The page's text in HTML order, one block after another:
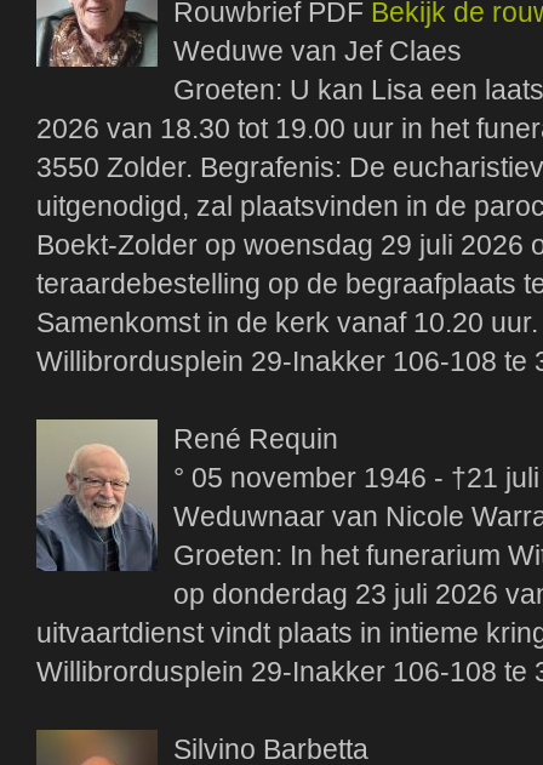
Rouwbrief PDF Bekijk de
Weduwe van Jef Claes
Groeten: U kan Lisa een
2026 van 18.30 tot 19.00 uur in het
3550 Zolder. Begrafenis: De
uitgenodigd, zal plaatsvinden in de
Boekt-Zolder op woensdag 29 juli 2026
teraardebestelling op de begraafplaats
Samenkomst in de kerk vanaf 10.20
Willibrordusplein 29-Inakker 106-108 te
René Requin
° 05 november 1946 - †21
Weduwnaar van Nicole
Groeten: In het funerarium
op donderdag 23 juli 2026
uitvaartdienst vindt plaats in intieme
Willibrordusplein 29-Inakker 106-108 te
Silvino Barbetta